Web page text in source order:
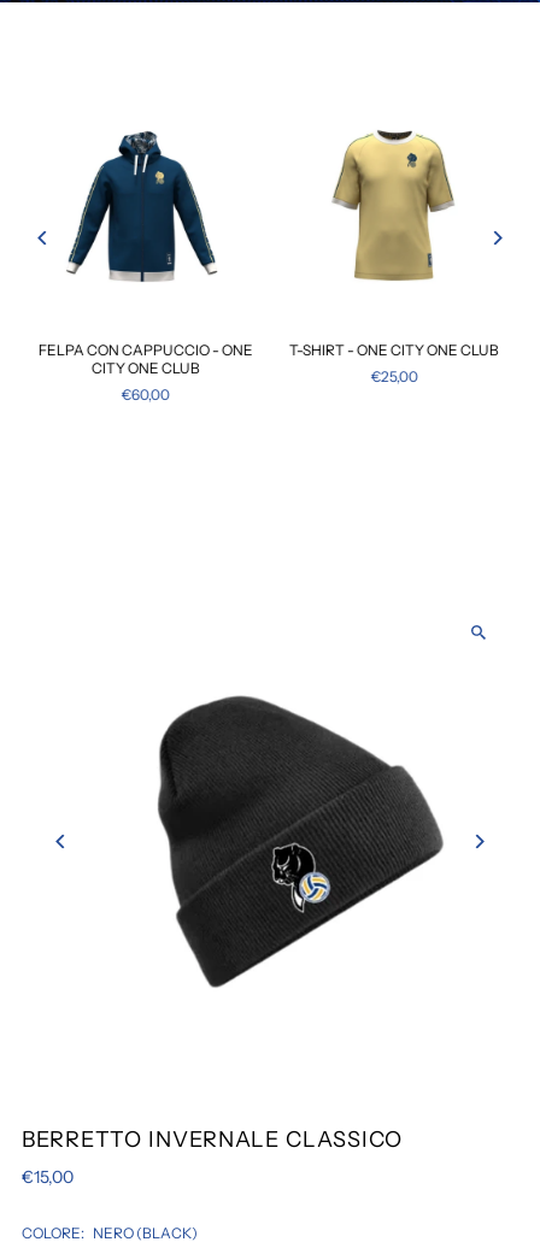
FELPA CON CAPPUCCIO - ONE
CITY ONE CLUB
€60,00
T-SHIRT - ONE CITY ONE CLUB
€25,00
BERRETTO INVERNALE CLASSICO
€15,00
COLORE: NERO (BLACK)